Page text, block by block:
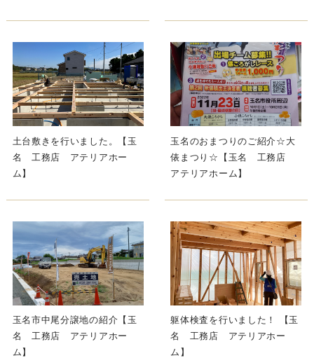
土台敷きを行いました。【玉
名 工務店 アテリアホー
ム】
玉名のおまつりのご紹介☆大
俵まつり☆【玉名 工務店
アテリアホーム】
玉名市中尾分譲地の紹介【玉
名 工務店 アテリアホー
ム】
躯体検査を行いました！ 【玉
名 工務店 アテリアホー
ム】